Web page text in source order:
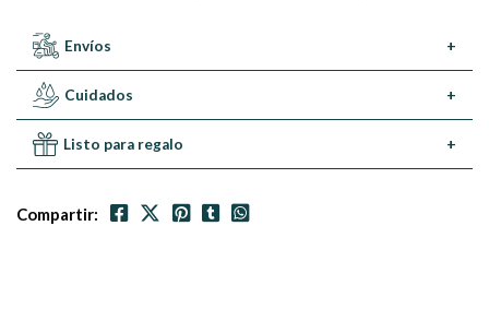
Envíos +
Cuidados +
Listo para regalo +
Compartir: